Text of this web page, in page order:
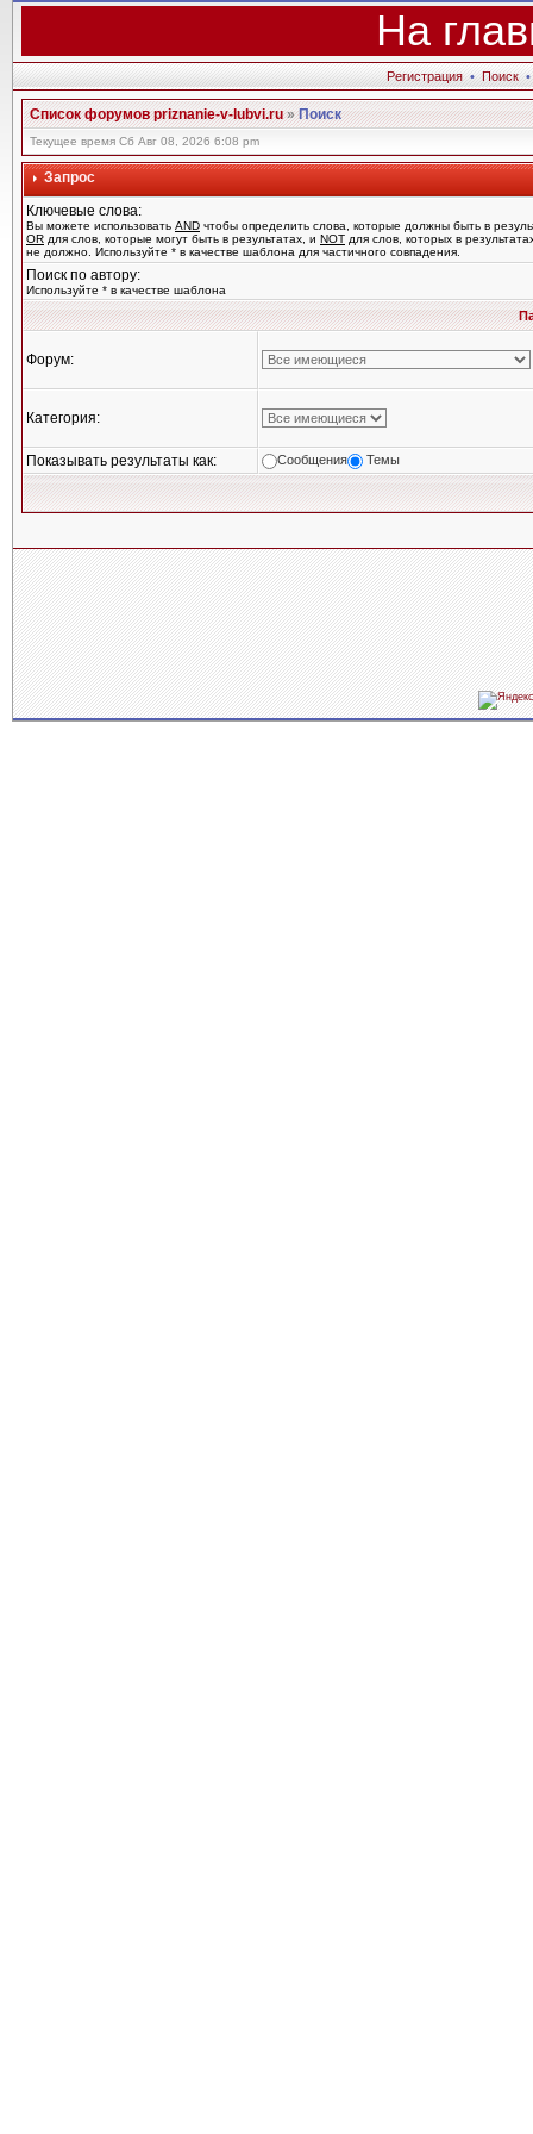
На
Регистрация • Поиск •
Список форумов priznanie-v-lubvi.ru»Поиск
Текущее время Сб Авг 08, 2026 6:08 pm
Запрос
Ключевые слова:
Вы можете использовать AND чтобы определить слова, которые должны быть в
OR для слов, которые могут быть в результатах, и NOT для слов, которых в
не должно. Используйте * в качестве шаблона для частичного совпадения.
Поиск по автору:
Используйте * в качестве шаблона
Форум:
Категория:
Показывать результаты как: Сообщения Темы